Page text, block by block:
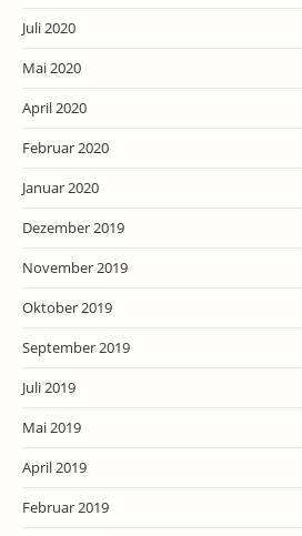
Juli 2020
Mai 2020
April 2020
Februar 2020
Januar 2020
Dezember 2019
November 2019
Oktober 2019
September 2019
Juli 2019
Mai 2019
April 2019
Februar 2019